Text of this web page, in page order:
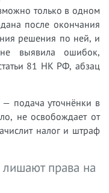
только в одном
после окончания
решения по ней, и
выявила ошибок,
81 НК РФ, абзац
подача уточнёнки в
не освобождает от
налог и штраф
права на